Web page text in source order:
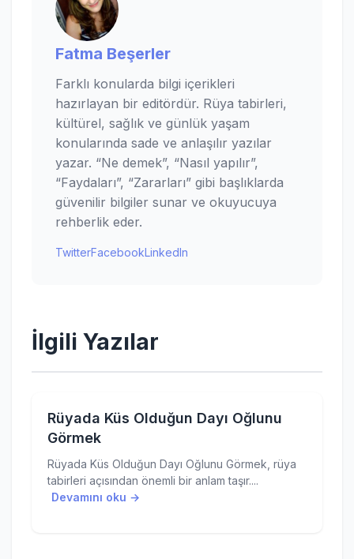
Fatma Beşerler
Farklı konularda bilgi içerikleri
hazırlayan bir editördür. Rüya tabirleri,
kültürel, sağlık ve günlük yaşam
konularında sade ve anlaşılır yazılar
yazar. “Ne demek”, “Nasıl yapılır”,
“Faydaları”, “Zararları” gibi başlıklarda
güvenilir bilgiler sunar ve okuyucuya
rehberlik eder.
TwitterFacebookLinkedIn
İlgili Yazılar
Rüyada Küs Olduğun Dayı Oğlunu
Görmek
Rüyada Küs Olduğun Dayı Oğlunu Görmek, rüya
tabirleri açısından önemli bir anlam taşır....
Devamını oku →